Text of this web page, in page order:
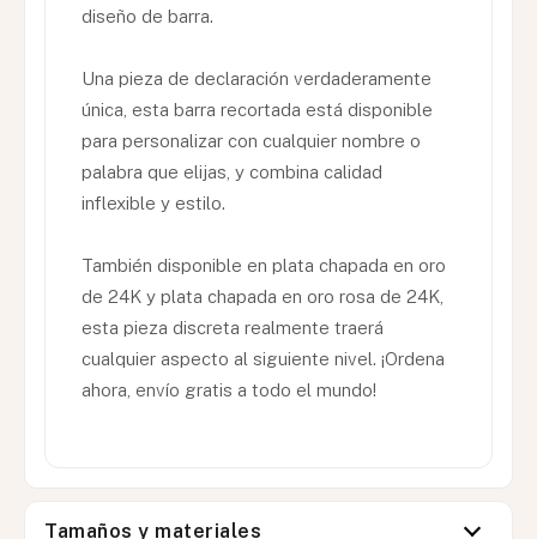
diseño de barra.
Una pieza de declaración verdaderamente
única, esta barra recortada está disponible
para personalizar con cualquier nombre o
palabra que elijas, y combina calidad
inflexible y estilo.
También disponible en plata chapada en oro
de 24K y plata chapada en oro rosa de 24K,
esta pieza discreta realmente traerá
cualquier aspecto al siguiente nivel. ¡Ordena
ahora, envío gratis a todo el mundo!
Tamaños y materiales